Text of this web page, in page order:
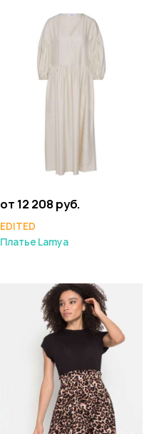
от 12 208 руб.
EDITED
Платье Lamya